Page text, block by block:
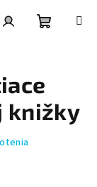
košík
knižky